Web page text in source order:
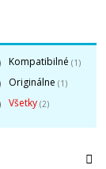
Kompatibilné (1)
Originálne (1)
Všetky (2)